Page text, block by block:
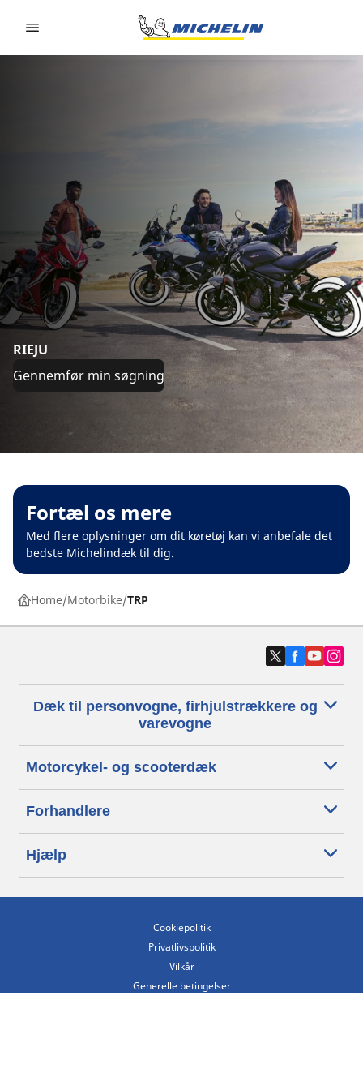
RIEJU
Gennemfør min søgning
Fortæl os mere
Med flere oplysninger om dit køretøj kan vi anbefale det
bedste Michelindæk til dig.
Home Motorbike TRP
Dæk til personvogne, firhjulstrækkere og
varevogne
Motorcykel- og scooterdæk
Forhandlere
Hjælp
Cookiepolitik
Privatlivspolitik
Vilkår
Generelle betingelser